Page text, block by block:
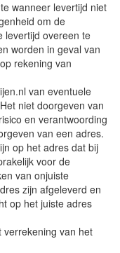
wanneer levertijd niet
om de
levertijd overeen te
worden in geval van
rekening van
van eventuele
niet doorgeven van
en verantwoording
van een adres.
op het adres dat bij
voor de
van onjuiste
zijn afgeleverd en
op het juiste adres
verrekening van het